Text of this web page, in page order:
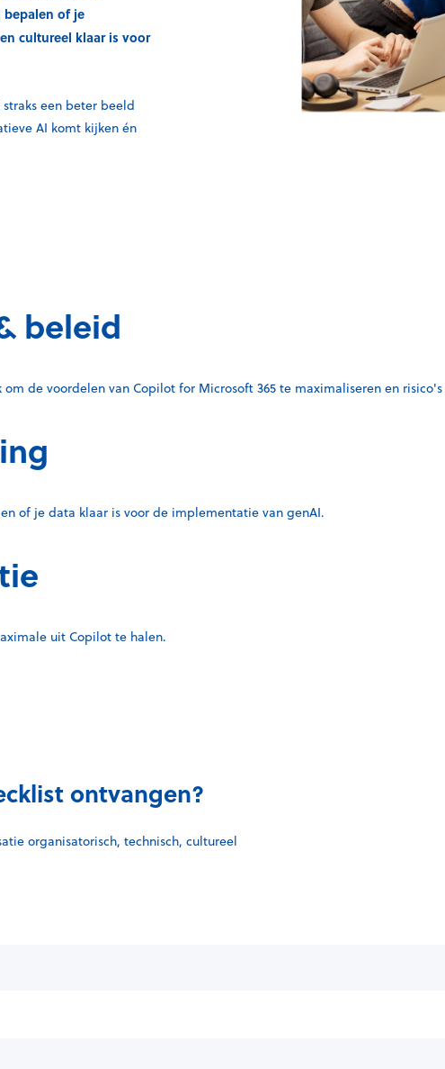
bepalen of je
cultureel klaar is voor
een beter beeld
AI komt kijken én
beleid
de voordelen van Copilot for Microsoft 365 te maximaliseren en
of je data klaar is voor de implementatie van genAI.
uit Copilot te halen.
ontvangen?
organisatorisch, technisch, cultureel